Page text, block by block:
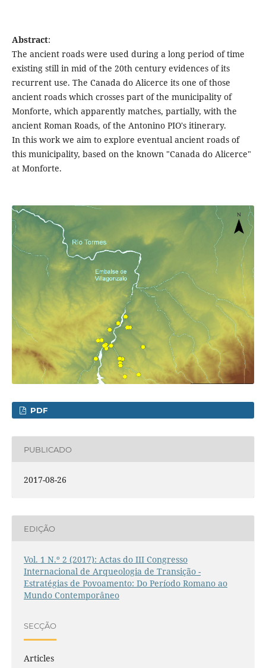
Abstract:
The ancient roads were used during a long period of time
existing still in mid of the 20th century evidences of its
recurrent use. The Canada do Alicerce its one of those
ancient roads which crosses part of the municipality of
Monforte, which apparently matches, partially, with the
ancient Roman Roads, of the Antonino PIO's itinerary.
In this work we aim to explore eventual ancient roads of
this municipality, based on the known "Canada do Alicerce"
at Monforte.
PDF
PUBLICADO
2017-08-26
EDIÇÃO
Vol. 1 N.º 2 (2017): Actas do III Congresso
Internacional de Arqueologia de Transição -
Estratégias de Povoamento: Do Período Romano ao
Mundo Contemporâneo
SECÇÃO
Articles